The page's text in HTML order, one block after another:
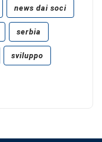
news dai soci
serbia
sviluppo